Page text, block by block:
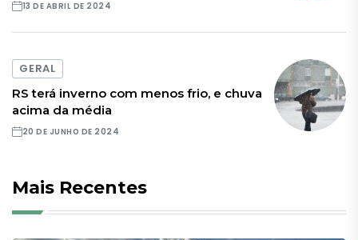
13 DE ABRIL DE 2024
GERAL
RS terá inverno com menos frio, e chuva
acima da média
20 DE JUNHO DE 2024
Mais Recentes